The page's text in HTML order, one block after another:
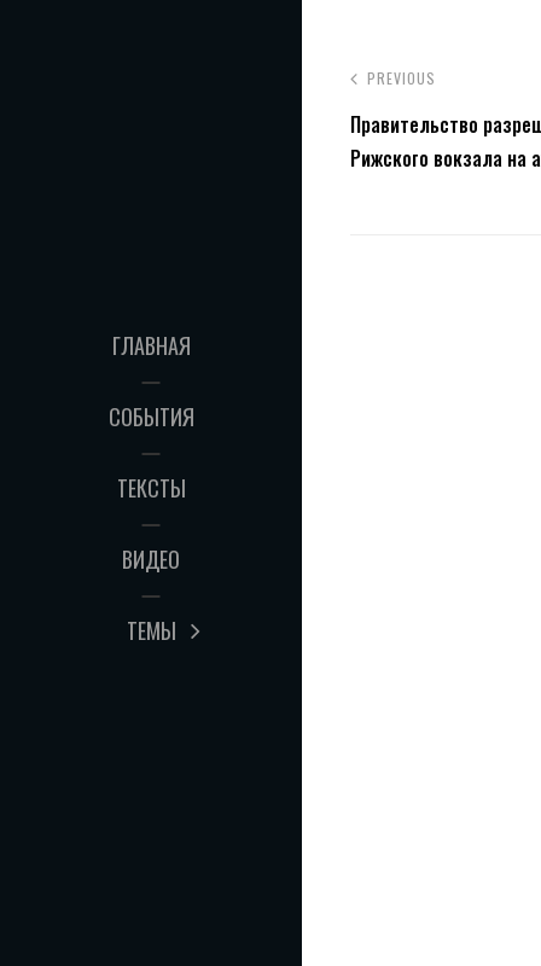
ГЛАВНАЯ
СОБЫТИЯ
ТЕКСТЫ
ВИДЕО
ТЕМЫ
PREVIOUS
Правительство
Рижского вокзала на